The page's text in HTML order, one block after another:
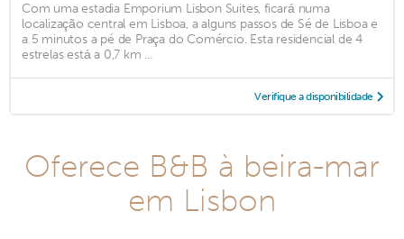
Com uma estadia Emporium Lisbon Suites, ficará numa
localização central em Lisboa, a alguns passos de Sé de Lisboa e
a 5 minutos a pé de Praça do Comércio. Esta residencial de 4
estrelas está a 0,7 km ...
Verifique a disponibilidade
Oferece B&B à beira-mar
em Lisbon